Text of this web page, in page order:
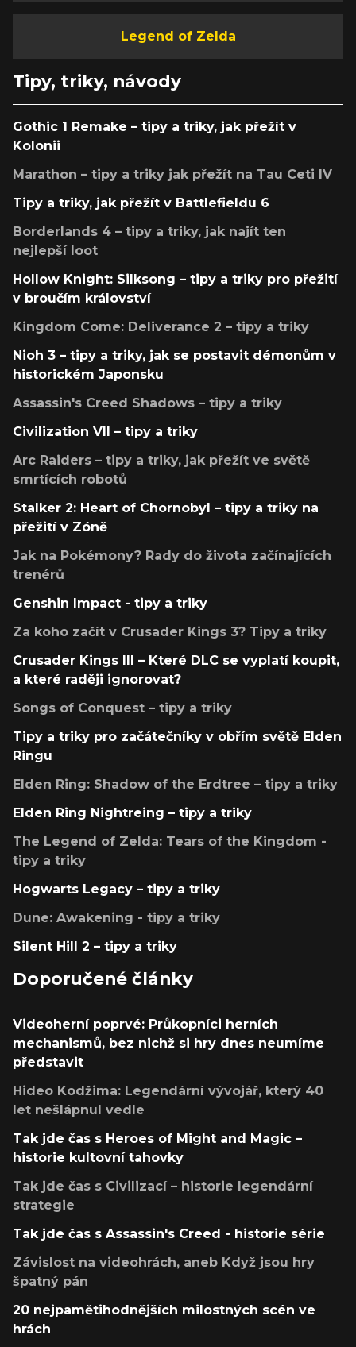
Legend of Zelda
Tipy, triky, návody
Gothic 1 Remake – tipy a triky, jak přežít v
Kolonii
Marathon – tipy a triky jak přežít na Tau Ceti IV
Tipy a triky, jak přežít v Battlefieldu 6
Borderlands 4 – tipy a triky, jak najít ten
nejlepší loot
Hollow Knight: Silksong – tipy a triky pro přežití
v broučím království
Kingdom Come: Deliverance 2 – tipy a triky
Nioh 3 – tipy a triky, jak se postavit démonům v
historickém Japonsku
Assassin's Creed Shadows – tipy a triky
Civilization VII – tipy a triky
Arc Raiders – tipy a triky, jak přežít ve světě
smrtících robotů
Stalker 2: Heart of Chornobyl – tipy a triky na
přežití v Zóně
Jak na Pokémony? Rady do života začínajících
trenérů
Genshin Impact - tipy a triky
Za koho začít v Crusader Kings 3? Tipy a triky
Crusader Kings III – Které DLC se vyplatí koupit,
a které raději ignorovat?
Songs of Conquest – tipy a triky
Tipy a triky pro začátečníky v obřím světě Elden
Ringu
Elden Ring: Shadow of the Erdtree – tipy a triky
Elden Ring Nightreing – tipy a triky
The Legend of Zelda: Tears of the Kingdom -
tipy a triky
Hogwarts Legacy – tipy a triky
Dune: Awakening - tipy a triky
Silent Hill 2 – tipy a triky
Doporučené články
Videoherní poprvé: Průkopníci herních
mechanismů, bez nichž si hry dnes neumíme
představit
Hideo Kodžima: Legendární vývojář, který 40
let nešlápnul vedle
Tak jde čas s Heroes of Might and Magic –
historie kultovní tahovky
Tak jde čas s Civilizací – historie legendární
strategie
Tak jde čas s Assassin's Creed - historie série
Závislost na videohrách, aneb Když jsou hry
špatný pán
20 nejpamětihodnějších milostných scén ve
hrách